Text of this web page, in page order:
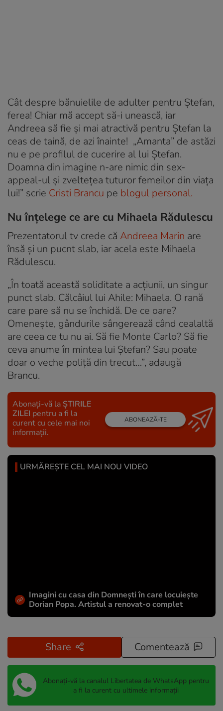
Cât despre bănuielile de adulter pentru Ștefan,
ferea! Chiar mă accept să-i unească, iar
Andreea să fie și mai atractivă pentru Ștefan la
ceas de taină, de azi înainte! „Amanta” de astăzi
nu e pe profilul de cucerire al lui Ștefan.
Doamna din imagine n-are nimic din sex-
appeal-ul și zveltețea tuturor femeilor din viața
lui!” scrie Cristi Brancu pe blogul personal.
Nu înțelege ce are cu Mihaela Rădulescu
Prezentatorul tv crede că Andreea Marin are
însă și un pucnt slab, iar acela este Mihaela
Rădulescu.
„În toată această soliditate a acțiunii, un singur
punct slab. Călcâiul lui Ahile: Mihaela. O rană
care pare să nu se închidă. De ce oare?
Omenește, gândurile sângerează când cealaltă
are ceea ce tu nu ai. Să fie Monte Carlo? Să fie
ceva anume în mintea lui Ștefan? Sau poate
doar o veche poliță din trecut…”, adaugă
Brancu.
Abonați-vă la ȘTIRILE
ZILEI pentru a fi la
curent cu cele mai noi
informații.
ABONEAZĂ-TE
URMĂREȘTE CEL MAI NOU VIDEO
Imagini cu casa din Domnești în care locuiește
Dorian Popa. Artistul a renovat-o complet
Share Comentează
Abonați-vă la canalul Libertatea de WhatsApp pentru
a fi la curent cu ultimele informații